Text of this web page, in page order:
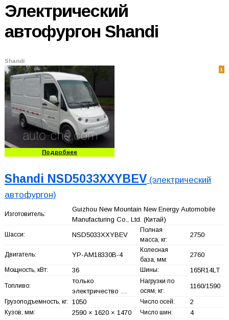
Электрический
автофургон Shandi
Shandi
1
Подробнее
Shandi NSD5033XXYBEV (электрический
автофургон)
Изготовитель:
Guizhou New Mountain New Energy Automobile
Manufacturing Co., Ltd. (Китай)
Шасси: NSD5033XXYBEV
Полная
масса, кг:
2750
Двигатель: YP-AM18330B-4
Колесная
база, мм:
2760
Мощность, кВт: 36 Шины: 165R14LT
Топливо:
только
электричество …
Нагрузки по
осям, кг:
1160/1590
Грузоподъемность, кг: 1050 Число осей: 2
Кузов, мм: 2590 × 1620 × 1470 Число шин: 4